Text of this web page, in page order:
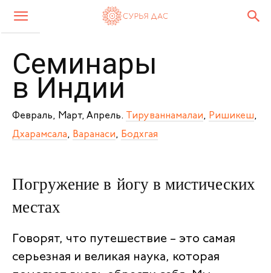
Семинары
в Индии
Февраль, Март, Апрель. Тируваннамалаи, Ришикеш,
Дхарамсала, Варанаси, Бодхгая
Погружение в йогу в мистических
местах
Говорят, что путешествие – это самая
серьезная и великая наука, которая